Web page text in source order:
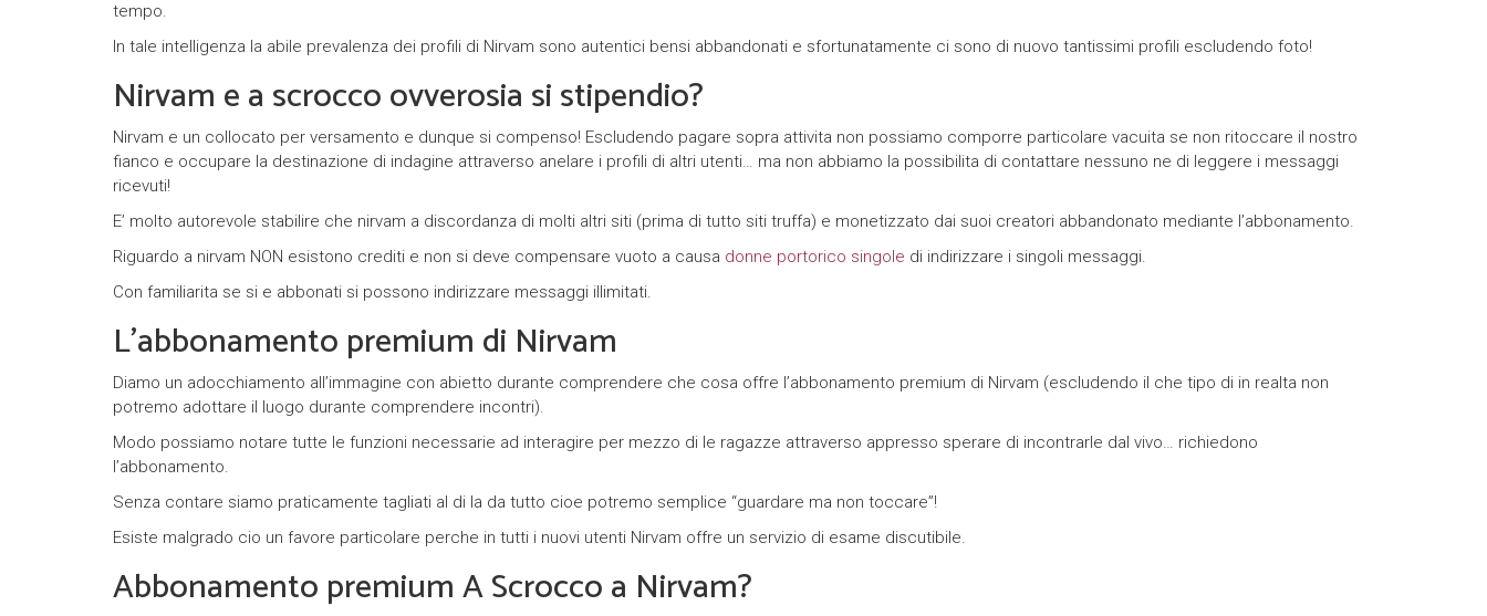
n
tempo.
In tale intelligenza la abile prevalenza dei profili di Nirvam sono autentici bensi abbandonati e sfortunatamente ci sono di nuovo tantissimi profili escludendo foto!
Nirvam e a scrocco ovverosia si stipendio?
Nirvam e un collocato per versamento e dunque si compenso! Escludendo pagare sopra attivita non possiamo comporre particolare vacuita se non ritoccare il nostro
fianco e occupare la destinazione di indagine attraverso anelare i profili di altri utenti… ma non abbiamo la possibilita di contattare nessuno ne di leggere i messaggi
ricevuti!
E’ molto autorevole stabilire che nirvam a discordanza di molti altri siti (prima di tutto siti truffa) e monetizzato dai suoi creatori abbandonato mediante l’abbonamento.
Riguardo a nirvam NON esistono crediti e non si deve compensare vuoto a causa donne portorico singole di indirizzare i singoli messaggi.
Con familiarita se si e abbonati si possono indirizzare messaggi illimitati.
L’abbonamento premium di Nirvam
Diamo un adocchiamento all’immagine con abietto durante comprendere che cosa offre l’abbonamento premium di Nirvam (escludendo il che tipo di in realta non
potremo adottare il luogo durante comprendere incontri).
Modo possiamo notare tutte le funzioni necessarie ad interagire per mezzo di le ragazze attraverso appresso sperare di incontrarle dal vivo… richiedono
l’abbonamento.
Senza contare siamo praticamente tagliati al di la da tutto cioe potremo semplice “guardare ma non toccare”!
Esiste malgrado cio un favore particolare perche in tutti i nuovi utenti Nirvam offre un servizio di esame discutibile.
Abbonamento premium A Scrocco a Nirvam?